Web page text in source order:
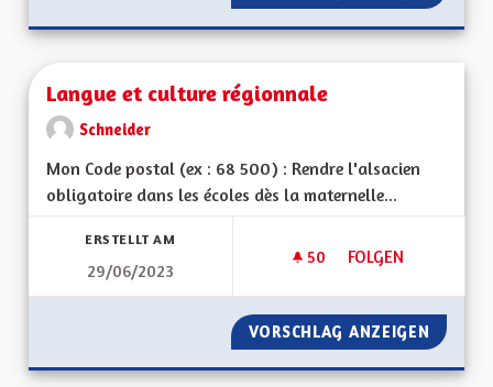
Langue et culture régionnale
Schneider
Mon Code postal (ex : 68 500) : Rendre l'alsacien
obligatoire dans les écoles dès la maternelle...
ERSTELLT AM
29/06/2023
50 50 FOLLOWER
FOLGEN
LANGUE ET
VORSCHLAG ANZEIGEN